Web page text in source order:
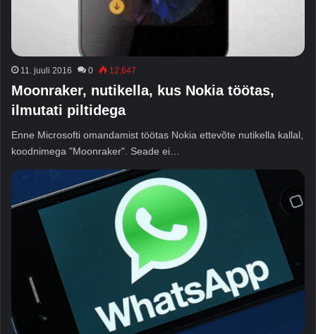
11. juuli 2016 0 12,647
Moonraker, nutikella, kus Nokia töötas,
ilmutati piltidega
Enne Microsofti omandamist töötas Nokia ettevõte nutikella kallal,
koodnimega "Moonraker". Seade ei…